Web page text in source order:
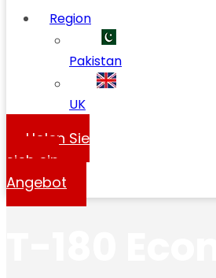
Region
Pakistan
UK
Holen Sie
sich ein
Angebot